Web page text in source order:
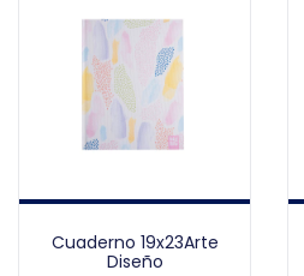
Cuaderno 19x23Arte
Diseño